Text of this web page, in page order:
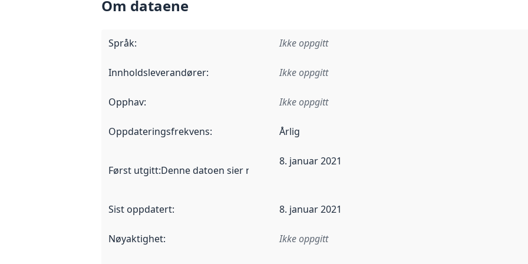
Om dataene
Språk: Ikke oppgitt
Innholdsleverandører: Ikke oppgitt
Opphav: Ikke oppgitt
Oppdateringsfrekvens: Årlig
Først utgitt:Denne datoen sier når dataene i dette datasettet første gang ble utgitt. Det kan
8. januar 2021
Sist oppdatert: 8. januar 2021
Nøyaktighet: Ikke oppgitt